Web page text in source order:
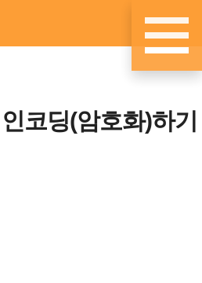
코딩(암호화)하기